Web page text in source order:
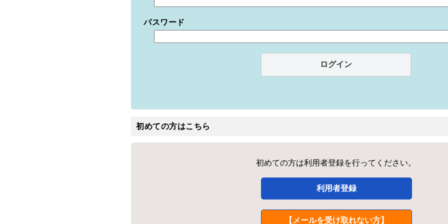
パスワード
初めての方はこちら
初めての方は利用者登録を行ってください。
利用者登録
【メールを受け取れない方】